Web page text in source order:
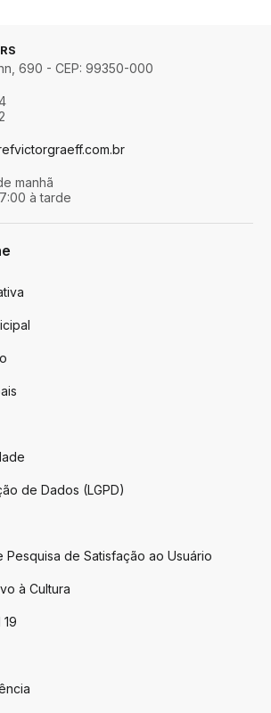
690 - CEP: 99350-000
manhã
à tarde
de Dados (LGPD)
Pesquisa de Satisfação ao Usuário
à Cultura